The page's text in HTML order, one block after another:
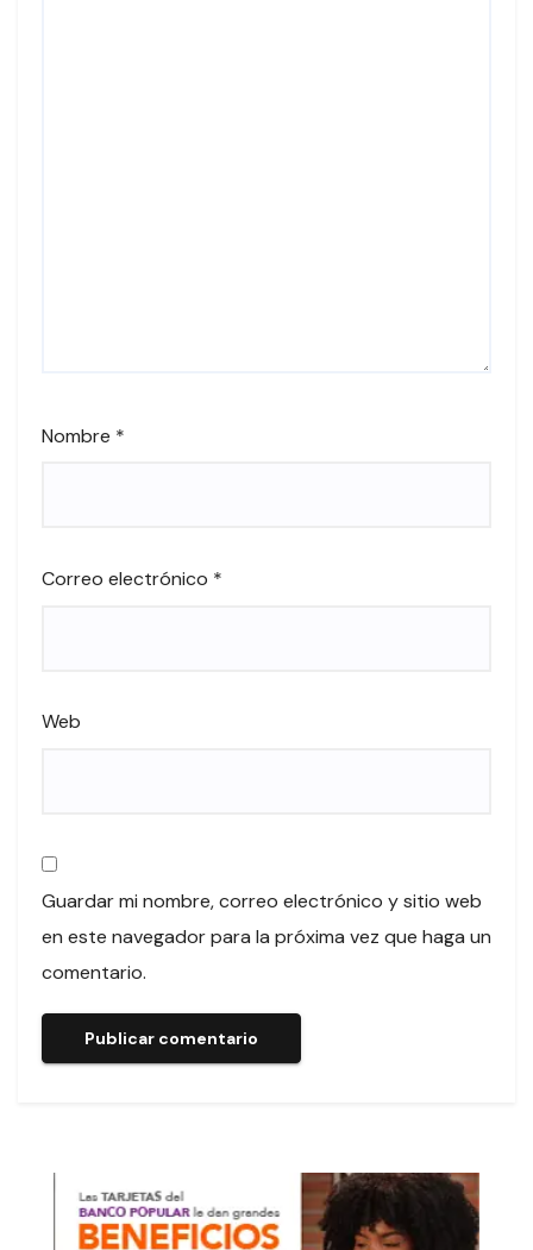
Nombre *
Correo electrónico *
Web
Guardar mi nombre, correo electrónico y sitio web
en este navegador para la próxima vez que haga un
comentario.